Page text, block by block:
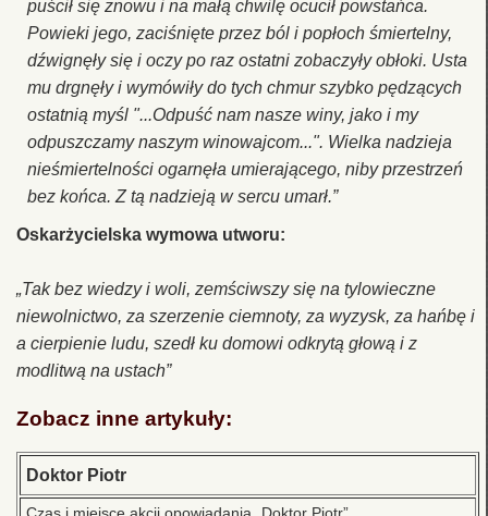
puścił się znowu i na małą chwilę ocucił powstańca.
Powieki jego, zaciśnięte przez ból i popłoch śmiertelny,
dźwignęły się i oczy po raz ostatni zobaczyły obłoki. Usta
mu drgnęły i wymówiły do tych chmur szybko pędzących
ostatnią myśl "...Odpuść nam nasze winy, jako i my
odpuszczamy naszym winowajcom...". Wielka nadzieja
nieśmiertelności ogarnęła umierającego, niby przestrzeń
bez końca. Z tą nadzieją w sercu umarł.”
Oskarżycielska wymowa utworu:
„Tak bez wiedzy i woli, zemściwszy się na tylowieczne
niewolnictwo, za szerzenie ciemnoty, za wyzysk, za hańbę i
a cierpienie ludu, szedł ku domowi odkrytą głową i z
modlitwą na ustach”
Zobacz inne artykuły:
Doktor Piotr